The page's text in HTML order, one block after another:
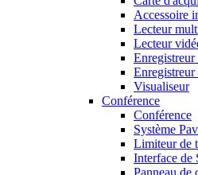
Accessoire
Lecteur
Lecteur
Visualiseur
Conférence
Conférence
Système
Limiteur de
Interface de
Panneau de